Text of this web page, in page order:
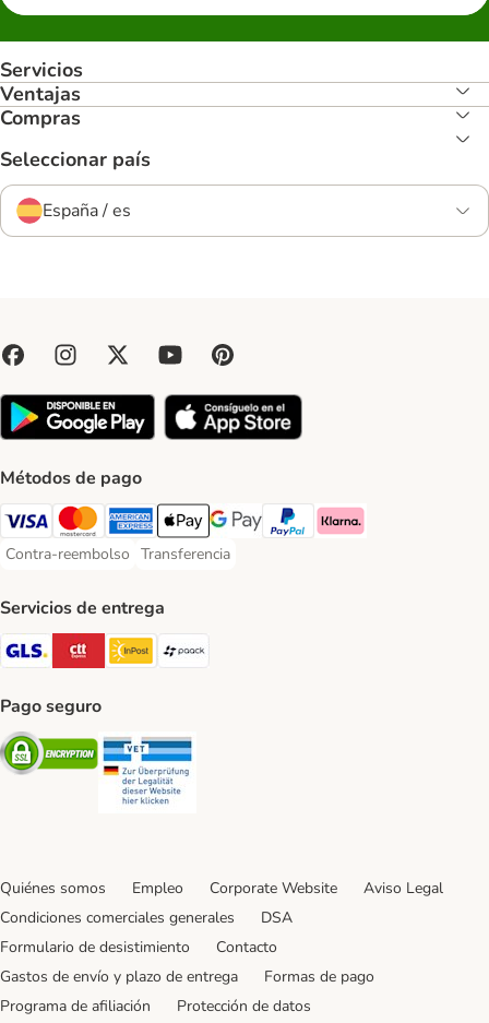
Servicios
Ventajas
Compras
Seleccionar país
España / es
Métodos de pago
Visa Payment Method
Mastercard Payment Method
American Express Payment Method
Apple Pay Payment Method
Google Pay Payment Method
PayPal Payment Method
Klarna Payment Method
Contra-reembolso
Contra-reembolso Payment Method
Transferencia
Transferencia Payment Method
Servicios de entrega
GLS Shipping Method
CTTExpress Shipping Method
InPost Shipping Method
paack Shipping Method
Pago seguro
Security
Quiénes somos Empleo Corporate Website
Aviso Legal
Condiciones comerciales generales
DSA
Formulario de desistimiento
Contacto
Gastos de envío y plazo de entrega
Formas de pago
Programa de afiliación
Protección de datos